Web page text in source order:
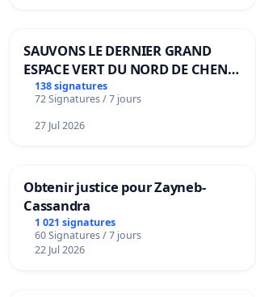
SAUVONS LE DERNIER GRAND
ESPACE VERT DU NORD DE CHENE-
BOUGERIES
138 signatures
72 Signatures / 7 jours
27 Jul 2026
Obtenir justice pour Zayneb-
Cassandra
1 021 signatures
60 Signatures / 7 jours
22 Jul 2026